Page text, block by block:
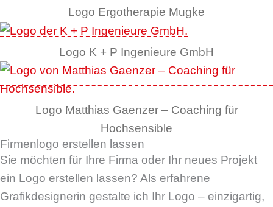
Logo Ergotherapie Mugke
Logo K + P Ingenieure GmbH
Logo Matthias Gaenzer – Coaching für
Hochsensible
Firmenlogo erstellen lassen
Sie möchten für Ihre Firma oder Ihr neues Projekt
ein Logo erstellen lassen? Als erfahrene
Grafikdesignerin gestalte ich Ihr Logo – einzigartig,